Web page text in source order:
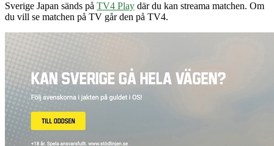
Sverige Japan sänds på TV4 Play där du kan streama matchen. Om
du vill se matchen på TV går den på TV4.